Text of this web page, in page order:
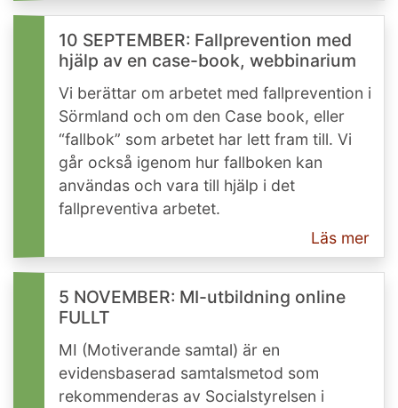
10 SEPTEMBER: Fallprevention med
hjälp av en case-book, webbinarium
Vi berättar om arbetet med fallprevention i
Sörmland och om den Case book, eller
“fallbok” som arbetet har lett fram till. Vi
går också igenom hur fallboken kan
användas och vara till hjälp i det
fallpreventiva arbetet.
Läs mer
5 NOVEMBER: MI-utbildning online
FULLT
MI (Motiverande samtal) är en
evidensbaserad samtalsmetod som
rekommenderas av Socialstyrelsen i